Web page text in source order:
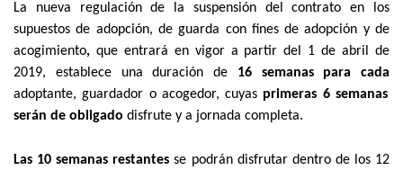
La nueva regulación de la suspensión del contrato en los
supuestos de adopción, de guarda con fines de adopción y de
acogimiento, que entrará en vigor a partir del 1 de abril de
2019,
establece una duración de 16 semanas para cada
adoptante, guardador o acogedor, cuyas primeras 6 semanas
serán de obligado disfrute y a jornada completa.
Las 10 semanas restantes se podrán disfrutar dentro de los 12